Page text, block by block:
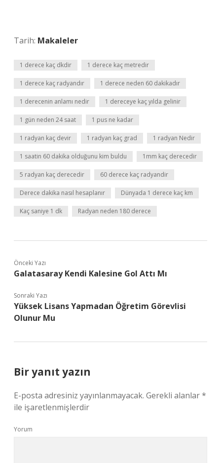
Tarih: Makaleler
1 derece kaç dkdir 1 derece kaç metredir
1 derece kaç radyandır 1 derece neden 60 dakikadır
1 derecenin anlamı nedir 1 dereceye kaç yılda gelinir
1 gün neden 24 saat 1 pus ne kadar
1 radyan kaç devir 1 radyan kaç grad 1 radyan Nedir
1 saatin 60 dakika olduğunu kim buldu 1mm kaç derecedir
5 radyan kaç derecedir 60 derece kaç radyandir
Derece dakika nasıl hesaplanır Dünyada 1 derece kaç km
Kaç saniye 1 dk Radyan neden 180 derece
Önceki Yazı
Galatasaray Kendi Kalesine Gol Attı Mı
Sonraki Yazı
Yüksek Lisans Yapmadan Öğretim Görevlisi
Olunur Mu
Bir yanıt yazın
E-posta adresiniz yayınlanmayacak. Gerekli alanlar*
ile işaretlenmişlerdir
Yorum